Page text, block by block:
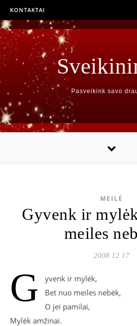
KONTAKTAI
Pasveikink savo
MEILĖ
Gyvenk ir
meiles
2008 12 17
G
yvenk ir mylėk,
Bet nuo meiles nebėk,
O jei pamilai,
Mylėk amžinai.